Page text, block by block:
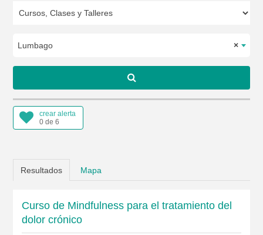
×
Lumbago
crear alerta
0 de 6
Resultados Mapa
Curso de Mindfulness para el tratamiento del
dolor crónico